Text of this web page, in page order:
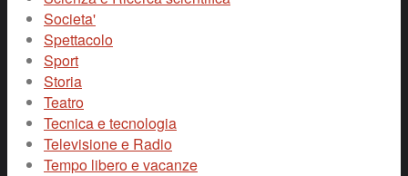
Societa'
Spettacolo
Sport
Storia
Teatro
Tecnica e tecnologia
Televisione e Radio
Tempo libero e vacanze